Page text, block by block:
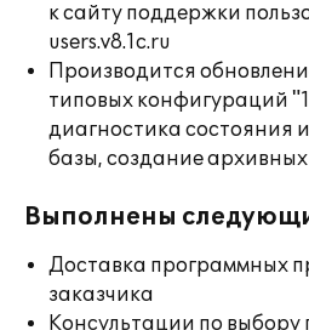
к сайту поддержки
users.v8.1c.ru
Производится
типовых конфигураций
диагностика
базы, создание
Выполнены
Доставка программных
заказчика
Консультации по выбору